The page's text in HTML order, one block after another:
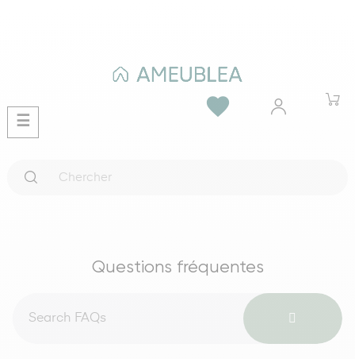
Basculer
la
☰
favorite
Questions fréquentes